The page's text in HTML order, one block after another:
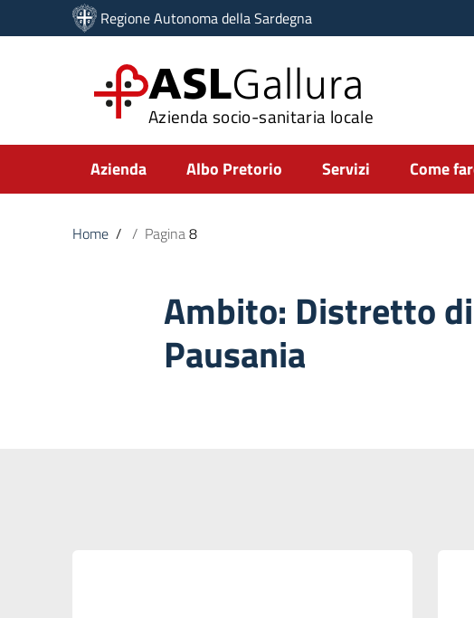
Vai ai contenuti
Vai al menu di navigazione
Regione Autonoma della Sardegna
ASLGallura
Azienda socio-sanitaria locale
Submenu
Azienda Albo Pretorio Servizi Come
Home / / Pagina8
Ambito: Distretto
Pausania